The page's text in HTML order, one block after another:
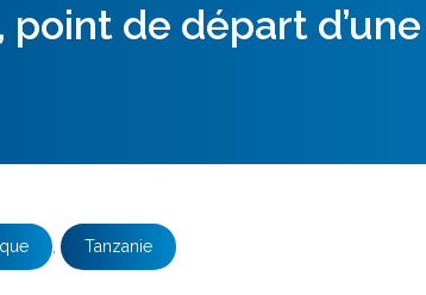
de départ
, Tanzanie